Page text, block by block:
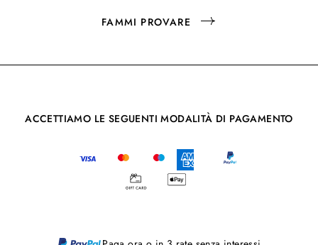
FAMMI PROVARE
ACCETTIAMO LE SEGUENTI MODALITÀ DI PAGAMENTO